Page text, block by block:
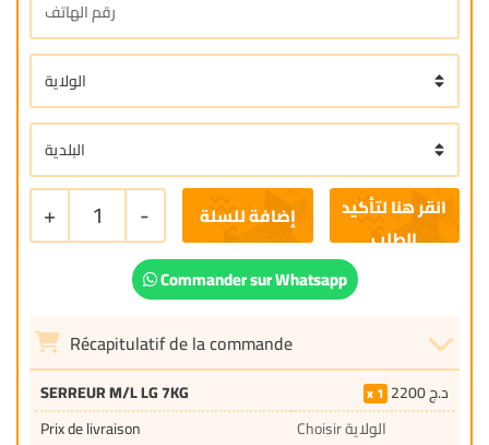
+ 1 - إضافة للسلة
Commander sur Whatsapp
Récapitulatif de la commande
SERREUR M/L LG 7KG 1 2200د.ج
Prix de livraison
Choisir الولاية